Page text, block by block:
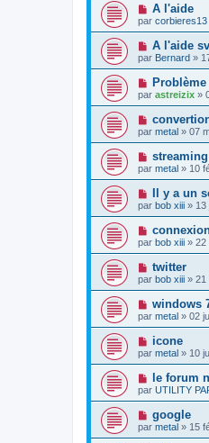
A l'aide
par corbieres13
A l'aide
par Bernard »
Problème
par astreizix »
par metal » 07
streaming
par metal » 10
Il y a un
par bob xiii » 13
par bob xiii » 22
twitter
par bob xiii » 21
windows
par metal » 02
icone
par metal » 10
le forum
par UTILITY
google
par metal » 15